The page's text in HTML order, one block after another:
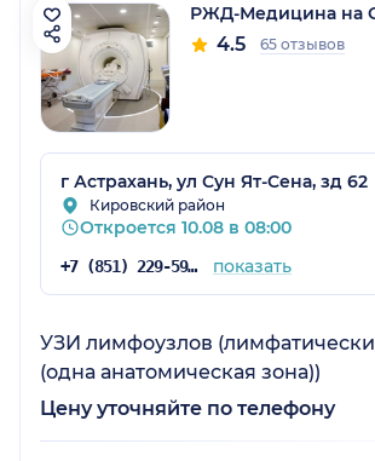
РЖД-Медицина на
4.5 65 отзывов
г Астрахань, ул Сун Ят-Сена, зд 62
Кировский район
Откроется 10.08 в 08:00
+7 (851) 229-59-49 показать
УЗИ лимфоузлов
(одна анатомическая зона))
Цену уточняйте по телефону